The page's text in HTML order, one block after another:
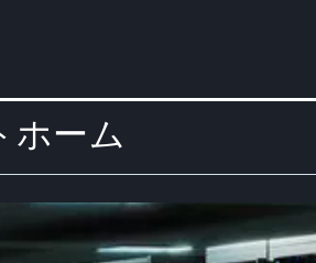
ホーム